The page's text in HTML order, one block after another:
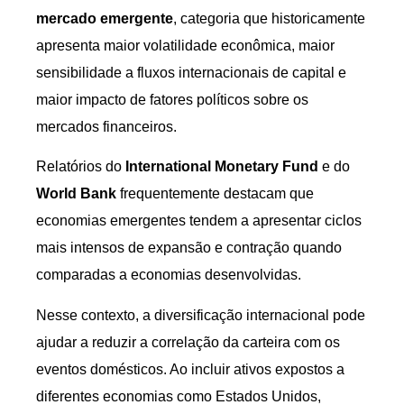
mercado emergente, categoria que historicamente
apresenta maior volatilidade econômica, maior
sensibilidade a fluxos internacionais de capital e
maior impacto de fatores políticos sobre os
mercados financeiros.
Relatórios do International Monetary Fund e do
World Bank frequentemente destacam que
economias emergentes tendem a apresentar ciclos
mais intensos de expansão e contração quando
comparadas a economias desenvolvidas.
Nesse contexto, a diversificação internacional pode
ajudar a reduzir a correlação da carteira com os
eventos domésticos. Ao incluir ativos expostos a
diferentes economias como Estados Unidos,